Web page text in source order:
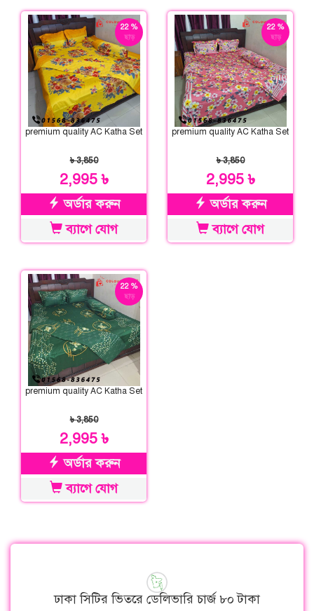
22 %
ছাড়
premium quality AC Katha Set
৳ 3,850
2,995 ৳
অর্ডার করুন
ব্যাগে যোগ
22 %
ছাড়
premium quality AC Katha Set
৳ 3,850
2,995 ৳
অর্ডার করুন
ব্যাগে যোগ
22 %
ছাড়
premium quality AC Katha Set
৳ 3,850
2,995 ৳
অর্ডার করুন
ব্যাগে যোগ
ঢাকা সিটির ভিতরে ডেলিভারি চার্জ ৮০ টাকা